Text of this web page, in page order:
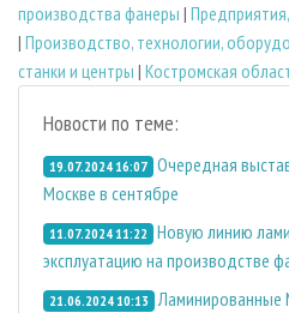
производства фанеры |
| Производство, технологии,
станки и центры | Костромская
Новости по теме:
19.07.2024 16:07 Очередная
Москве в сентябре
11.07.2024 11:22 Новую линию
эксплуатацию на производстве
21.06.2024 10:13